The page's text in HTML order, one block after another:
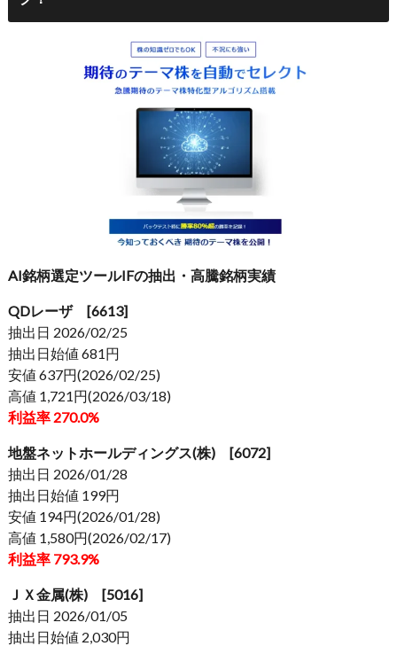
AI銘柄選定ツールIFの抽出・高騰銘柄実績
QDレーザ [6613]
抽出日 2026/02/25
抽出日始値 681円
安値 637円(2026/02/25)
高値 1,721円(2026/03/18)
利益率 270.0%
地盤ネットホールディングス(株) [6072]
抽出日 2026/01/28
抽出日始値 199円
安値 194円(2026/01/28)
高値 1,580円(2026/02/17)
利益率 793.9%
ＪＸ金属(株) [5016]
抽出日 2026/01/05
抽出日始値 2,030円